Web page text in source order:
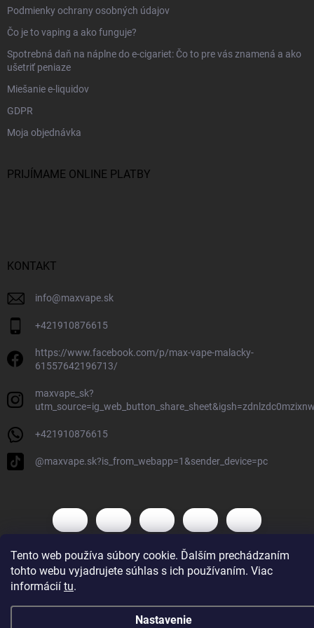
Tento web používa súbory cookie. Ďalším prechádzaním
tohto webu vyjadrujete súhlas s ich používaním. Viac
informácií tu.
Nastavenie
Podmienky ochrany osobných údajov
Čo je to vaping a ako funguje?
Spotrebná daň na náplne do e-cigariet: Čo to pre vás znamená a ako
ušetriť peniaze
Miešanie e-liquidov
GDPR
Moja objednávka
PRIJÍMAME ONLINE PLATBY
KONTAKT
info@maxvape.sk
+421910876615
https://www.facebook.com/p/max-vape-malacky-
61557642196713/
maxvape_sk?
+421910876615
@maxvape.sk?is_from_webapp=1&sender_device=pc
Copyright 2026Max Vape. Všetky práva vyhradené.